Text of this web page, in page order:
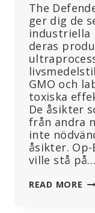
The
ger dig de
industriella
deras
GMO och
toxiska
De åsikter
från andra
inte
åsikter. Op-
ville stå på…
READ MORE OM